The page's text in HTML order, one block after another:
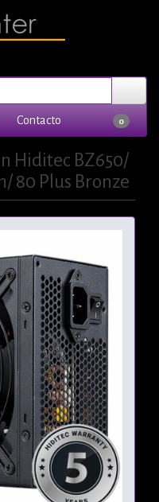
Contacto 0
Hiditec BZ650/
80 Plus Bronze